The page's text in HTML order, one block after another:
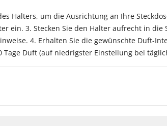
Halters, um die Ausrichtung an Ihre
ein. 3. Stecken Sie den Halter aufrecht in die
4. Erhalten Sie die gewünschte Duft-
Tage Duft (auf niedrigster Einstellung bei